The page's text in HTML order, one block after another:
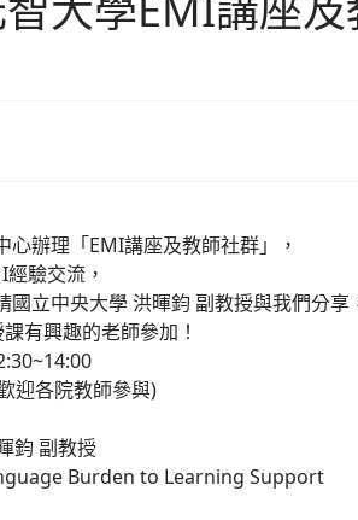
辦理「EMI講座及教師社群」，
驗交流，
立中央大學 洪暉鈞 副教授與我們分享
有興趣的老師參加！
迎各院教師參與)
鈞 副教授
Burden to Learning Support